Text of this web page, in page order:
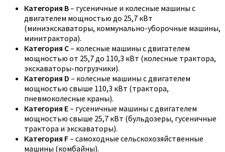
Категория B– гусеничные и колесные машины с
двигателем мощностью до 25,7 кВт
(миниэкскаваторы, коммунально-уборочные машины,
минитрактора).
Категория C– колесные машины с двигателем
мощностью от 25,7 до 110,3 кВт (колесные трактора,
экскаваторы-погрузчики).
Категория D – колесные машины с двигателем
мощностью свыше 110,3 кВт (трактора,
пневмоколесные краны).
Категория E– гусеничные машины с двигателем
мощностью свыше 25,7 кВт (бульдозеры, гусеничные
трактора и экскаваторы).
Категория F– самоходные сельскохозяйственные
машины (комбайны).